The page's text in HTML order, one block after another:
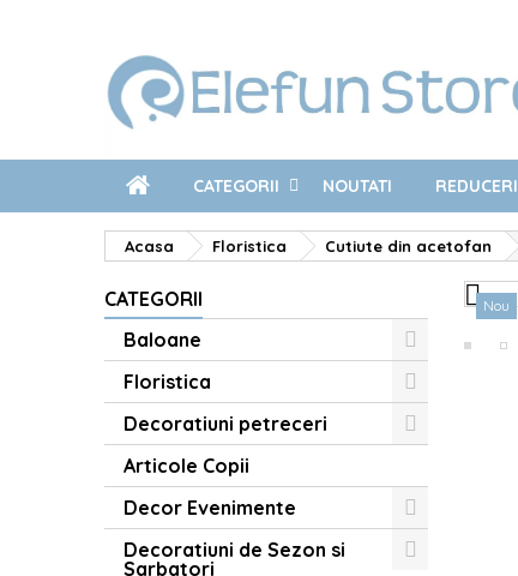
CATEGORII NOUTATI REDUCERI
Acasa Floristica Cutiute din acetofan
CATEGORII
Baloane
Floristica
Decoratiuni petreceri
Articole Copii
Decor Evenimente
Decoratiuni de Sezon si
Sarbatori
Nou
